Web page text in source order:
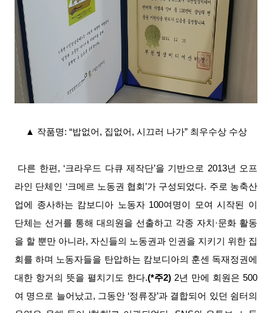
▲ 작품명: “밥없어, 집없어, 시끄러 나가” 최우수상 수상
다른 한편, ‘크라우드 다큐 제작단’을 기반으로 2013년 오프
라인 단체인 ‘크메르 노동권 협회’가 구성되었다. 주로 농축산
업에 종사하는 캄보디아 노동자 100여명이 모여 시작된 이
단체는 선거를 통해 대의원을 선출하고 각종 자치·문화 활동
을 할 뿐만 아니라, 자신들의 노동권과 인권을 지키기 위한 집
회를 하며 노동자들을 탄압하는 캄보디아의 훈센 독재정권에
대한 항거의 뜻을 펼치기도 한다.(*주2) 2년 만에 회원은 500
여 명으로 늘어났고, 그동안 ‘정류장’과 결합되어 있던 쉼터의